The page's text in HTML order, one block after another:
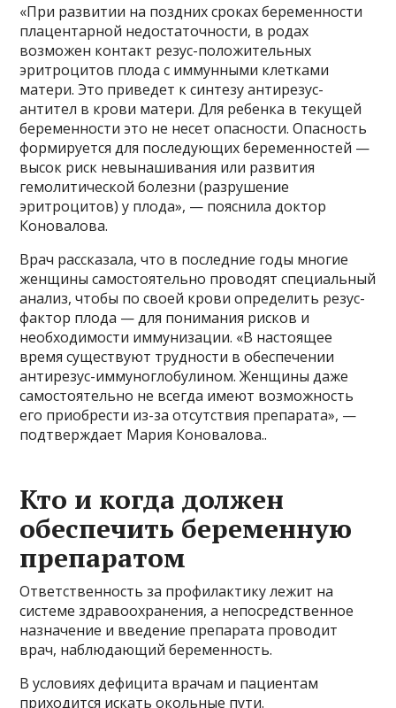
«При развитии на поздних сроках беременности
плацентарной недостаточности, в родах
возможен контакт резус-положительных
эритроцитов плода с иммунными клетками
матери. Это приведет к синтезу антирезус-
антител в крови матери. Для ребенка в текущей
беременности это не несет опасности. Опасность
формируется для последующих беременностей —
высок риск невынашивания или развития
гемолитической болезни (разрушение
эритроцитов) у плода», — пояснила доктор
Коновалова.
Врач рассказала, что в последние годы многие
женщины самостоятельно проводят специальный
анализ, чтобы по своей крови определить резус-
фактор плода — для понимания рисков и
необходимости иммунизации. «В настоящее
время существуют трудности в обеспечении
антирезус-иммуноглобулином. Женщины даже
самостоятельно не всегда имеют возможность
его приобрести из-за отсутствия препарата», —
подтверждает Мария Коновалова..
Кто и когда должен
обеспечить беременную
препаратом
Ответственность за профилактику лежит на
системе здравоохранения, а непосредственное
назначение и введение препарата проводит
врач, наблюдающий беременность.
В условиях дефицита врачам и пациентам
приходится искать окольные пути.